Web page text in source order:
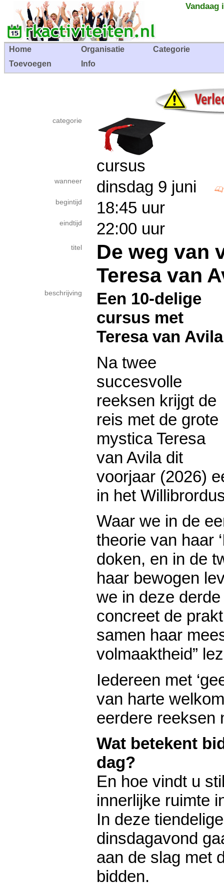
Vandaag
Home Organisatie
Categorie
Toevoegen
Info
categorie
cursus
wanneer dinsdag 9 juni
begintijd 18:45 uur
eindtijd 22:00 uur
titel
De weg van
Teresa van
beschrijving
Een 10-delige
cursus met
Teresa van Avila
Na twee
succesvolle
reeksen krijgt de
reis met de grote
mystica Teresa
van Avila dit
voorjaar (2026)
in het
Waar we in de
theorie van haar
doken, en in de
haar bewogen
we in deze
concreet de
samen haar
volmaaktheid”
Iedereen met
van harte
eerdere reeksen
Wat betekent
dag?
En hoe vindt u
innerlijke ruimte
In deze
dinsdagavond
aan de slag met
bidden.